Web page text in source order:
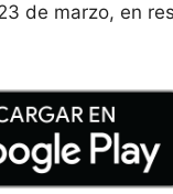
de marzo, en